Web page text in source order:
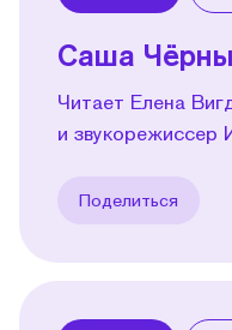
Саша
Читает Елена
и звукорежиссер
Поделиться